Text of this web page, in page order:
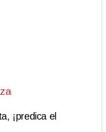
¡predica el